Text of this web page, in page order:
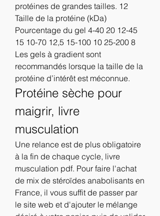
protéines de grandes tailles. 12
Taille de la protéine (kDa)
Pourcentage du gel 4-40 20 12-45
15 10-70 12,5 15-100 10 25-200 8
Les gels à gradient sont
recommandés lorsque la taille de la
protéine d’intérêt est méconnue.
Protéine sèche pour
maigrir, livre
musculation
Une relance est de plus obligatoire
à la fin de chaque cycle, livre
musculation pdf. Pour faire l'achat
de mix de stéroïdes anabolisants en
France, il vous suffit de passer par
le site web et d'ajouter le mélange